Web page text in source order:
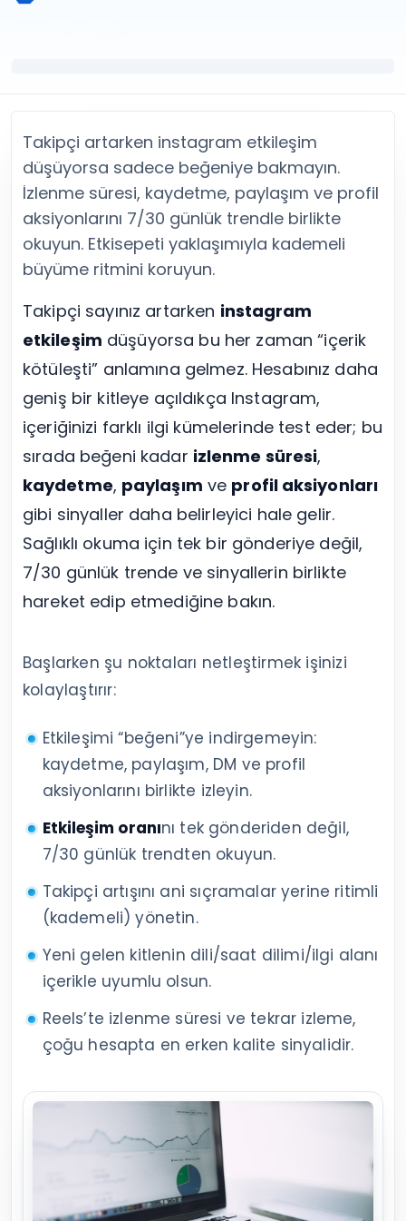
Tümünü Gör
YouTube
YouTube Abone Satın Al
YouTube Beğeni Satın Al
YouTube İzlenme Satın Al
YouTube Yorum Satın Al
Tümünü Gör
Facebook
Facebook Beğeni Satın Al
Facebook Takipçi Satın Al
Facebook Yorum Satın Al
Facebook Video İzlenme Satın Al
Tümünü Gör
Facebook Araçları
LinkedIn Araçları
Spotify Araçları
Telegram Araçları
Twitch Araçları
SoundCloud Araçları
Snapchat Araçları
Tümünü Gör
Takipçi artarken instagram etkileşim
düşüyorsa sadece beğeniye bakmayın.
İzlenme süresi, kaydetme, paylaşım ve profil
aksiyonlarını 7/30 günlük trendle birlikte
okuyun. Etkisepeti yaklaşımıyla kademeli
büyüme ritmini koruyun.
Takipçi sayınız artarken instagram
etkileşim düşüyorsa bu her zaman “içerik
kötüleşti” anlamına gelmez. Hesabınız daha
geniş bir kitleye açıldıkça Instagram,
içeriğinizi farklı ilgi kümelerinde test eder; bu
sırada beğeni kadar izlenme süresi,
kaydetme, paylaşım ve profil aksiyonları
gibi sinyaller daha belirleyici hale gelir.
Sağlıklı okuma için tek bir gönderiye değil,
7/30 günlük trende ve sinyallerin birlikte
hareket edip etmediğine bakın.
Başlarken şu noktaları netleştirmek işinizi
kolaylaştırır:
Etkileşimi “beğeni”ye indirgemeyin:
kaydetme, paylaşım, DM ve profil
aksiyonlarını birlikte izleyin.
Etkileşim oranını tek gönderiden değil,
7/30 günlük trendten okuyun.
Takipçi artışını ani sıçramalar yerine ritimli
(kademeli) yönetin.
Yeni gelen kitlenin dili/saat dilimi/ilgi alanı
içerikle uyumlu olsun.
Reels’te izlenme süresi ve tekrar izleme,
çoğu hesapta en erken kalite sinyalidir.